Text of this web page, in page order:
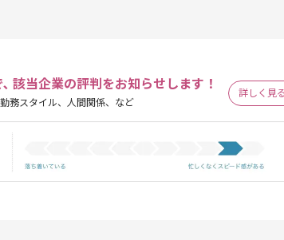
該当企業の評判をお知らせします！
務スタイル、人間関係、など
詳しく見